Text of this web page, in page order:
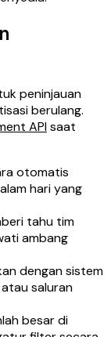
peninjauan
berulang.
APIsaat
otomatis
hari yang
tahu tim
ambang
dengan sistem
saluran
besar di